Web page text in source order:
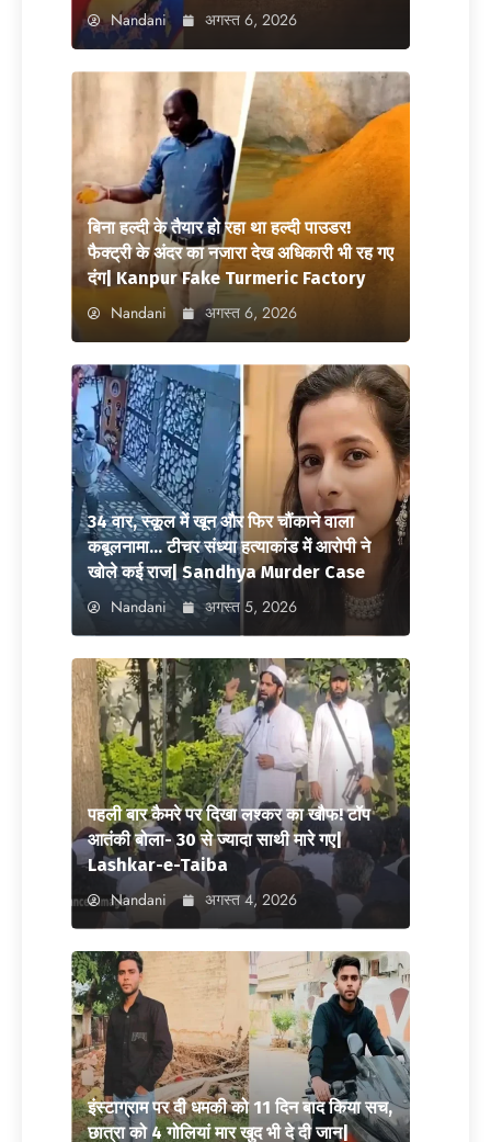
Nandani अगस्त 6, 2026
बिना हल्दी के तैयार हो रहा था हल्दी पाउडर!
फैक्ट्री के अंदर का नजारा देख अधिकारी भी रह गए
दंग| Kanpur Fake Turmeric Factory
Nandani अगस्त 6, 2026
34 वार, स्कूल में खून और फिर चौंकाने वाला
कबूलनामा… टीचर संध्या हत्याकांड में आरोपी ने
खोले कई राज| Sandhya Murder Case
Nandani अगस्त 5, 2026
पहली बार कैमरे पर दिखा लश्कर का खौफ! टॉप
आतंकी बोला- 30 से ज्यादा साथी मारे गए|
Lashkar-e-Taiba
Nandani अगस्त 4, 2026
इंस्टाग्राम पर दी धमकी को 11 दिन बाद किया सच,
छात्रा को 4 गोलियां मार खुद भी दे दी जान|